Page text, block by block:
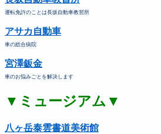
運転免許のことは長坂自動車教習所
アサカ自動車
車の総合病院
宮澤鈑金
車のお悩みごとを解決します
▼ミュージアム▼
八ヶ岳泰雲書道美術館